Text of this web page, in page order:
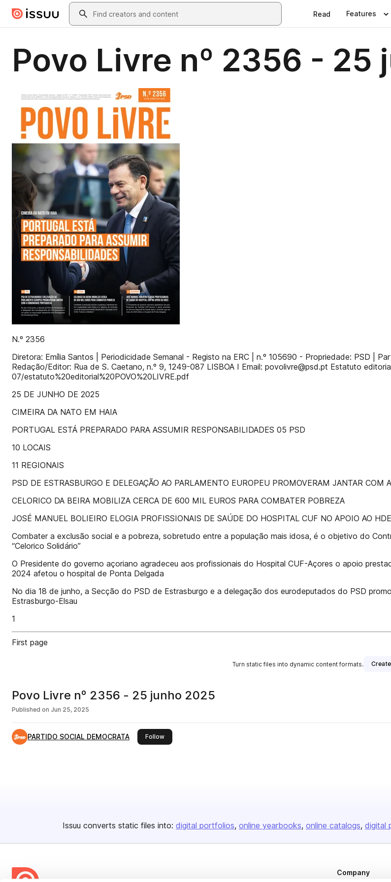
Skip to main contentSearch
Read Features
Povo Livre nº 2356 - 25
N.º 2356
Diretora: Emília Santos | Periodicidade Semanal - Registo na ERC | n.º 105690 - Propriedade: PSD |
Redação/Editor: Rua de S. Caetano, n.º 9, 1249-087 LISBOA I Email: povolivre@psd.pt Estatuto
07/estatuto%20editorial%20POVO%20LIVRE.pdf
25 DE JUNHO DE 2025
CIMEIRA DA NATO EM HAIA
PORTUGAL ESTÁ PREPARADO PARA ASSUMIR RESPONSABILIDADES 05 PSD
10 LOCAIS
11 REGIONAIS
PSD DE ESTRASBURGO E DELEGAÇÃO AO PARLAMENTO EUROPEU PROMOVERAM JANTAR COM
CELORICO DA BEIRA MOBILIZA CERCA DE 600 MIL EUROS PARA COMBATER POBREZA
JOSÉ MANUEL BOLIEIRO ELOGIA PROFISSIONAIS DE SAÚDE DO HOSPITAL CUF NO APOIO AO
Combater a exclusão social e a pobreza, sobretudo entre a população mais idosa, é o objetivo do
“Celorico Solidário”
O Presidente do governo açoriano agradeceu aos profissionais do Hospital CUF-Açores o apoio
2024 afetou o hospital de Ponta Delgada
No dia 18 de junho, a Secção do PSD de Estrasburgo e a delegação dos eurodeputados do PSD
Estrasburgo-Elsau
1
First page
Turn static files into dynamic content formats.
Povo Livre nº 2356 - 25 junho 2025
Published on Jun 25, 2025
PARTIDO SOCIAL DEMOCRATA Followthis publisher
Issuu converts static files into: digital portfolios online yearbooks online catalogs digital
Company